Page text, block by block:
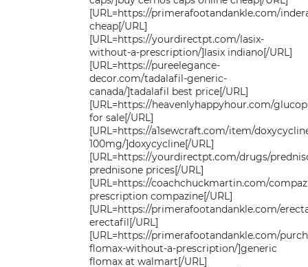
[URL=https://primerafootandankle.com/
cheap[/URL]
[URL=https://yourdirectpt.com/lasix-
without-a-prescription/]lasix indiano[/URL]
[URL=https://pureelegance-
decor.com/tadalafil-generic-
canada/]tadalafil best price[/URL]
[URL=https://heavenlyhappyhour.com/
for sale[/URL]
[URL=https://a1sewcraft.com/item/
100mg/]doxycycline[/URL]
[URL=https://yourdirectpt.com/drugs/
prednisone prices[/URL]
[URL=https://coachchuckmartin.com/
prescription compazine[/URL]
[URL=https://primerafootandankle.com/
erectafil[/URL]
[URL=https://primerafootandankle.com/
flomax-without-a-prescription/]generic
flomax at walmart[/URL]